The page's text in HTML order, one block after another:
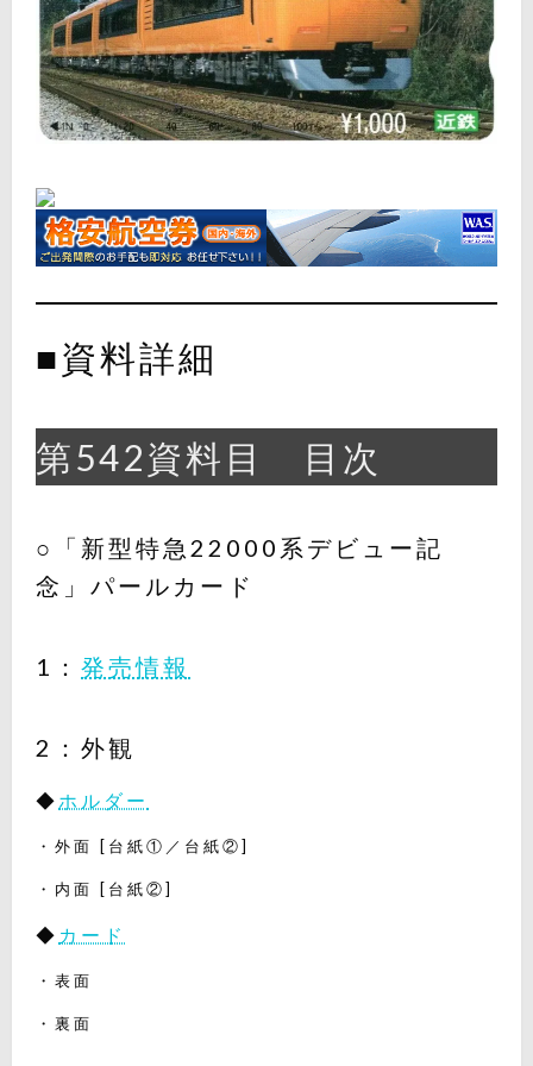
■資料詳細
第542資料目 目次
○「新型特急22000系デビュー記
念」パールカード
1： 発売情報
2：外観
◆ ホルダー
・外面 [台紙①／台紙②]
・内面 [台紙②]
◆ カード
・表面
・裏面